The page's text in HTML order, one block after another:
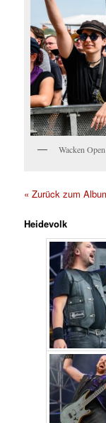
Wacken
« Zurück zum
Heidevolk